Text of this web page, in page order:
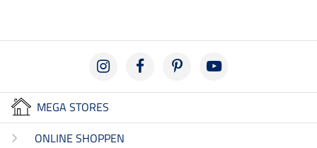
MEGA STORES
ONLINE SHOPPEN